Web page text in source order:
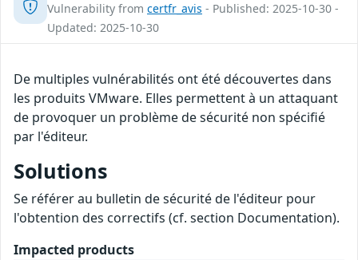
Vulnerability from certfr_avis - Published: 2025-10-30 -
Updated: 2025-10-30
De multiples vulnérabilités ont été découvertes dans
les produits VMware. Elles permettent à un attaquant
de provoquer un problème de sécurité non spécifié
par l'éditeur.
Solutions
Se référer au bulletin de sécurité de l'éditeur pour
l'obtention des correctifs (cf. section Documentation).
Impacted products